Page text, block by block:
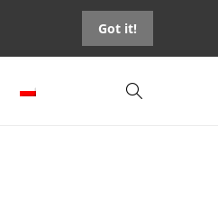
Got it!